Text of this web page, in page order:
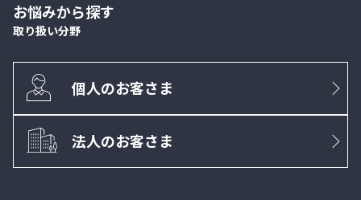
お悩みから探す
取り扱い分野
個人のお客さま
法人のお客さま